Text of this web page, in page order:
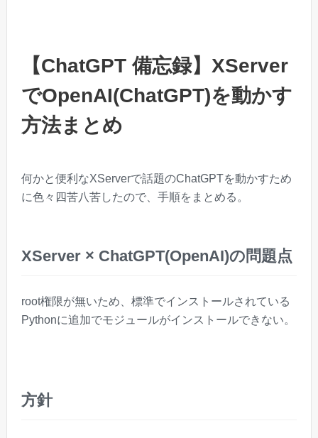
【ChatGPT 備忘録】XServer
でOpenAI(ChatGPT)を動かす
方法まとめ
何かと便利なXServerで話題のChatGPTを動かすため
に色々四苦八苦したので、手順をまとめる。
XServer × ChatGPT(OpenAI)の問題点
root権限が無いため、標準でインストールされている
Pythonに追加でモジュールがインストールできない。
方針